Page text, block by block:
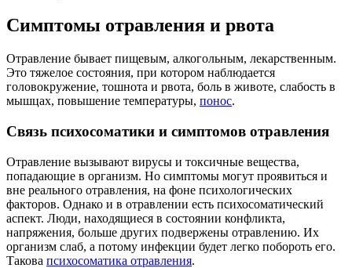
Симптомы отравления и рвота
Отравление бывает пищевым, алкогольным, лекарственным.
Это тяжелое состояния, при котором наблюдается
головокружение, тошнота и рвота, боль в животе, слабость в
мышцах, повышение температуры, понос.
Связь психосоматики и симптомов отравления
Отравление вызывают вирусы и токсичные вещества,
попадающие в организм. Но симптомы могут проявиться и
вне реального отравления, на фоне психологических
факторов. Однако и в отравлении есть психосоматический
аспект. Люди, находящиеся в состоянии конфликта,
напряжения, больше других подвержены отравлению. Их
организм слаб, а потому инфекции будет легко побороть его.
Такова психосоматика отравления.